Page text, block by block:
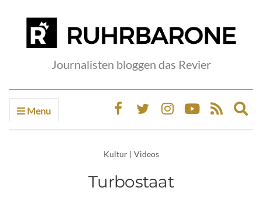
Journalisten bloggen das Revier
Menu
Kultur | Videos
Turbostaat